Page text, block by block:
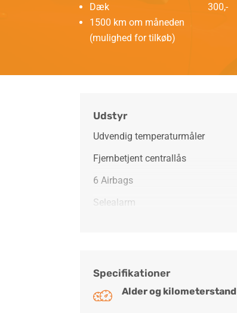
Dæk
1500 km om måneden
(mulighed for tilkøb)
300,-
Udstyr
Udvendig temperaturmåler
Fjernbetjent centrallås
6 Airbags
Selealarm
Specifikationer
Alder og kilometerstand